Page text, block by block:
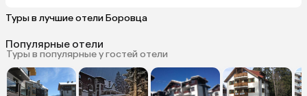
Туры в лучшие отели Боровца
Популярные отели
Туры в популярные у гостей отели